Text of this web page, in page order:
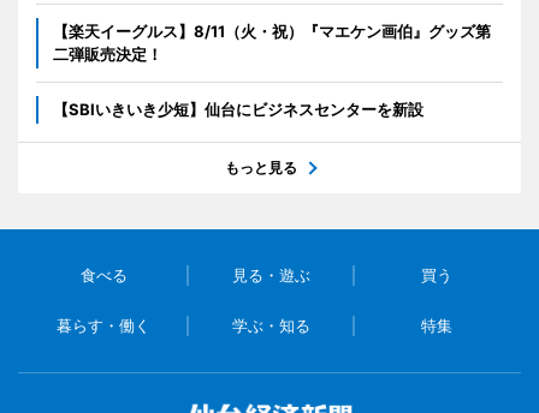
【楽天イーグルス】8/11（火・祝）『マエケン画伯』グッズ第
二弾販売決定！
【SBIいきいき少短】仙台にビジネスセンターを新設
もっと見る
食べる 見る・遊ぶ 買う
暮らす・働く 学ぶ・知る 特集